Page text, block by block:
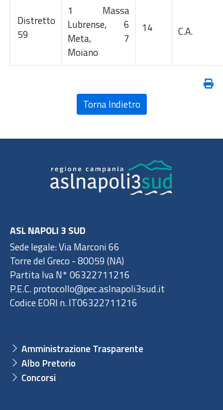
Distretto
59
1 Massa
Lubrense, 6
Meta, 7
Moiano
14 C.A.
Torna Indietro
ASL NAPOLI 3 SUD
Sede legale: Via Marconi 66
Torre del Greco - 80059 (NA)
Partita Iva N° 06322711216
P.E.C. protocollo@pec.aslnapoli3sud.it
Codice EORI n. IT06322711216
Amministrazione Trasparente
Albo Pretorio
Concorsi